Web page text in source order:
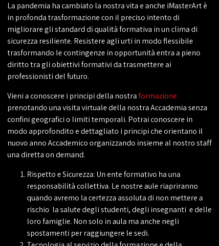
La pandemia ha cambiato la nostra vita e anche iMasterArt è
in profonda trasformazione con il preciso intento di
migliorare gli standard di qualità formativa in un clima di
sicurezza resiliente. Resistere agli urti in modo flessibile
trasformando le contingenze in opportunità entra a pieno
diritto tra gli obiettivi formativi da trasmettere ai
professionisti del futuro.
Vieni a conoscere i principi della nostraformazione
prenotando una visita virtuale della nostra Accademia senza
confini geografici o limiti temporali. Potrai conoscere in
modo approfondito e dettagliato i principi che orientano il
nuovo anno Accademico organizzando insieme al nostro staff
una diretta on demand.
Rispetto e Sicurezza: Un ente formativo ha una
responsabilità collettiva. Le nostre aule riapriranno
quando avremo la certezza assoluta di non mettere a
rischio la salute degli studenti, degli insegnanti e delle
loro famiglie. Non solo in aula ma anche negli
spostamenti per raggiungere le sedi.